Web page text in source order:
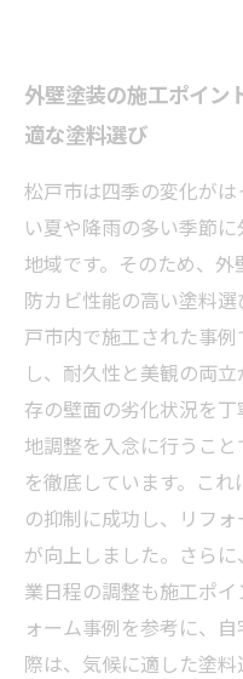
外壁塗装の施工ポイン
適な塗料選び
松戸市は四季の変化が
い夏や降雨の多い季節
地域です。そのため、
防カビ性能の高い塗料
戸市内で施工された事
し、耐久性と美観の両
存の壁面の劣化状況を
地調整を入念に行うこ
を徹底しています。こ
の抑制に成功し、リフ
が向上しました。さら
業日程の調整も施工ポ
ォーム事例を参考に、
際は、気候に適した塗